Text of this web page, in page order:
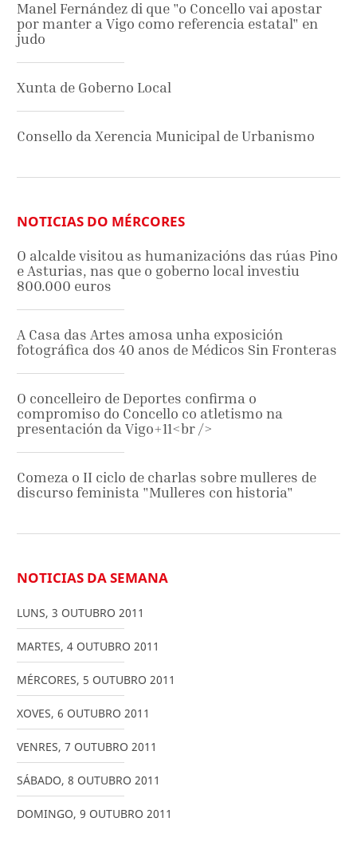
Manel Fernández di que "o Concello vai apostar
por manter a Vigo como referencia estatal" en
judo
Xunta de Goberno Local
Consello da Xerencia Municipal de Urbanismo
NOTICIAS DO MÉRCORES
O alcalde visitou as humanizacións das rúas Pino
e Asturias, nas que o goberno local investiu
800.000 euros
A Casa das Artes amosa unha exposición
fotográfica dos 40 anos de Médicos Sin Fronteras
O concelleiro de Deportes confirma o
compromiso do Concello co atletismo na
presentación da Vigo+11<br />
Comeza o II ciclo de charlas sobre mulleres de
discurso feminista "Mulleres con historia"
NOTICIAS DA SEMANA
LUNS, 3 OUTUBRO 2011
MARTES, 4 OUTUBRO 2011
MÉRCORES, 5 OUTUBRO 2011
XOVES, 6 OUTUBRO 2011
VENRES, 7 OUTUBRO 2011
SÁBADO, 8 OUTUBRO 2011
DOMINGO, 9 OUTUBRO 2011